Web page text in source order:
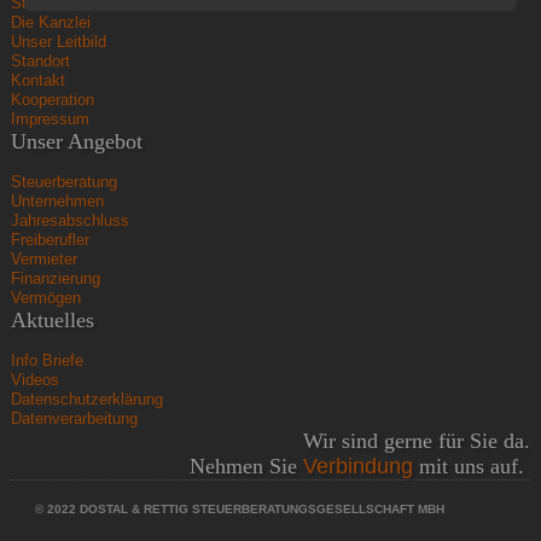
Die Kanzlei
Unser Leitbild
Standort
Kontakt
Kooperation
Impressum
Unser Angebot
Steuerberatung
Unternehmen
Jahresabschluss
Freiberufler
Vermieter
Finanzierung
Vermögen
Aktuelles
Info Briefe
Videos
Datenschutzerklärung
Datenverarbeitung
Wir sind gerne für Sie da.
Nehmen SieVerbindung mit uns auf.
© 2022 DOSTAL & RETTIG STEUERBERATUNGSGESELLSCHAFT MBH